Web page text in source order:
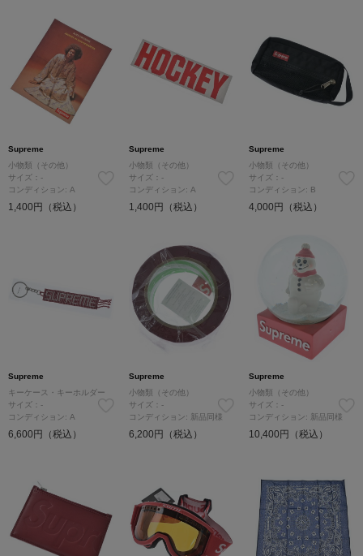
Supreme
小物類（その他）
サイズ：-
コンディション: A
1,400円（税込）
Supreme
小物類（その他）
サイズ：-
コンディション: A
1,400円（税込）
Supreme
小物類（その他）
サイズ：-
コンディション: B
4,000円（税込）
Supreme
キーケース・キーホルダー
サイズ：-
コンディション: A
6,600円（税込）
Supreme
小物類（その他）
サイズ：-
コンディション: 新品同様
6,200円（税込）
Supreme
小物類（その他）
サイズ：-
コンディション: 新品同様
10,400円（税込）